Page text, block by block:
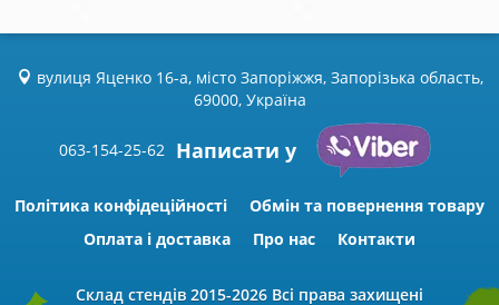
вулиця Яценко 16-а, місто Запоріжжя, Запорізька область,
69000, Україна
063-154-25-62 Написати у
Політика конфідеційності
Обмін та повернення товару
Оплата і доставка
Про нас Контакти
Склад стендів 2015-2026 Всі права захищені